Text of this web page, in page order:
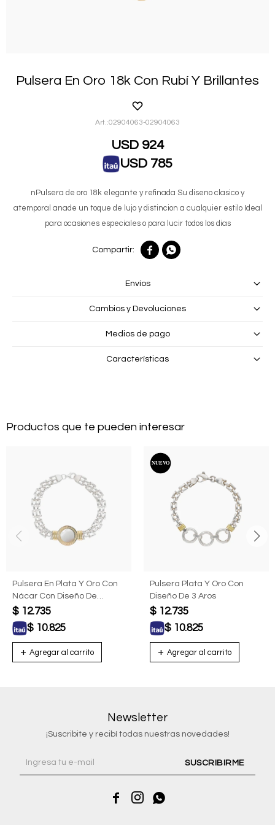
Pulsera En Oro 18k Con Rubí Y Brillantes
02904063-02904063
USD 924
USD 785
nPulsera de oro 18k elegante y refinada Su diseno clasico y
atemporal anade un toque de lujo y distincion a cualquier estilo Ideal
para ocasiones especiales o para lucir todos los dias
 
Envíos
Cambios y Devoluciones
Medios de pago
Características
Productos que te pueden interesar
Pulsera En Plata Y Oro Con
Nácar Con Diseño De
Guarda Griega
$ 12.735
$ 10.825
Pulsera Plata Y Oro Con
Diseño De 3 Aros
$ 12.735
$ 10.825
Newsletter
¡Suscribite y recibí todas nuestras novedades!
SUSCRIBIRME
  